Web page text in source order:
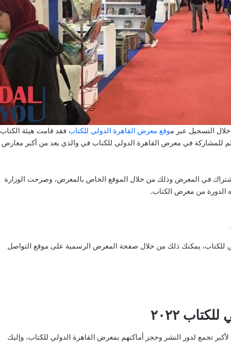
التسجيل عبر موقع معرض القاهرة الدولي للكتاب فقد قامت هيئة الكتاب
للمشاركة في معرض القاهرة الدولي للكتاب في والذي يعد من أكبر معارض
في المعرض وذلك من خلال الموقع الخاص بالمعرض، وصرحت الوزارة
الدورة من معرض الكتاب.
للكتاب، يمكنك ذلك من خلال صفحة المعرض الرسمية على موقع التواصل
٢٠٢٢
تجمع لدور النشر وحجز أماكنهم بمعرض القاهرة الدولي للكتاب، وإليك